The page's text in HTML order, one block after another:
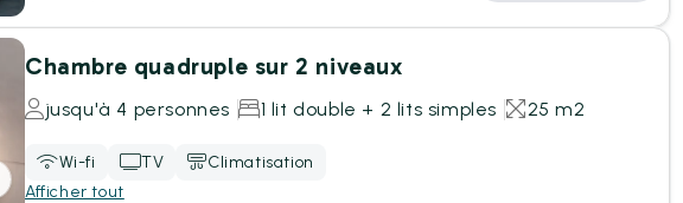
Chambre quadruple sur 2 niveaux
jusqu'à 4 personnes 1 lit double + 2 lits simples 25 m2
Wi-fi TV
Climatisation
Afficher tout